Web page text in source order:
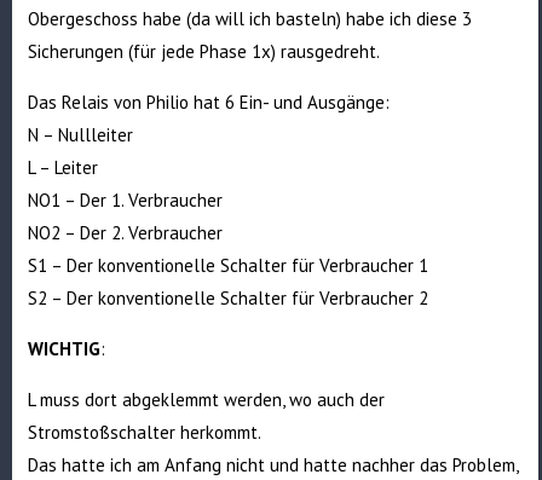
Obergeschoss habe (da will ich basteln) habe ich diese 3
Sicherungen (für jede Phase 1x) rausgedreht.
Das Relais von Philio hat 6 Ein- und Ausgänge:
N – Nullleiter
L – Leiter
NO1 – Der 1. Verbraucher
NO2 – Der 2. Verbraucher
S1 – Der konventionelle Schalter für Verbraucher 1
S2 – Der konventionelle Schalter für Verbraucher 2
WICHTIG:
L muss dort abgeklemmt werden, wo auch der
Stromstoßschalter herkommt.
Das hatte ich am Anfang nicht und hatte nachher das Problem,